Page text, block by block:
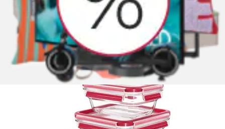
Frischhaltedose »Clip & Close Glas« 0,45/0,8/2L,
gefrier-, backofen-, mikrowellen- und...
Emsa
Ursprünglicher PreisUVP 37,99 €Rabatt- 25 %
Aktueller Preis28,17 €